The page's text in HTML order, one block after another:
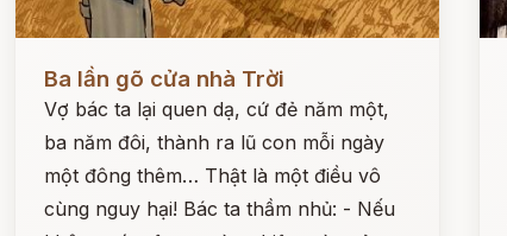
Đọc ngay
Ba lần gõ cửa nhà Trời
Vợ bác ta lại quen dạ, cứ đẻ năm một,
ba năm đôi, thành ra lũ con mỗi ngày
một đông thêm… Thật là một điều vô
cùng nguy hại! Bác ta thầm nhủ: - Nếu